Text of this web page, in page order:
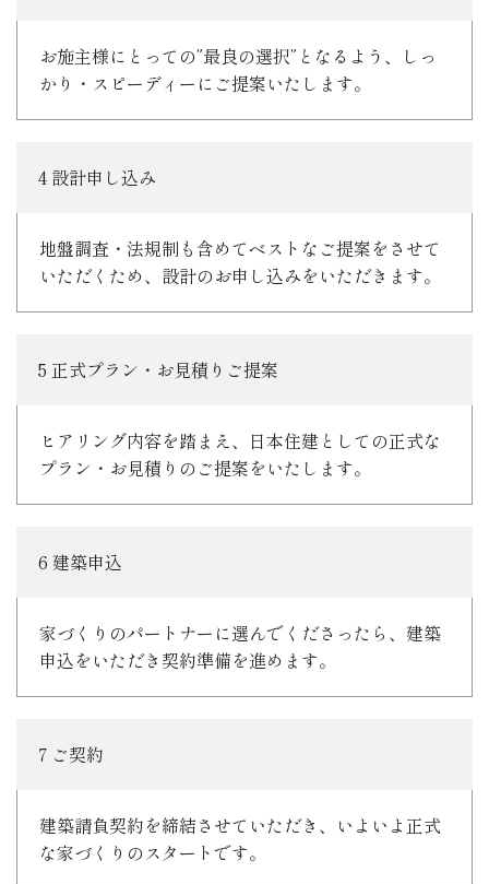
お施主様にとっての”最良の選択”となるよう、しっ
かり・スピーディーにご提案いたします。
4 設計申し込み
地盤調査・法規制も含めてベストなご提案をさせて
いただくため、設計のお申し込みをいただきます。
5 正式プラン・お見積りご提案
ヒアリング内容を踏まえ、日本住建としての正式な
プラン・お見積りのご提案をいたします。
6 建築申込
家づくりのパートナーに選んでくださったら、建築
申込をいただき契約準備を進めます。
7 ご契約
建築請負契約を締結させていただき、いよいよ正式
な家づくりのスタートです。